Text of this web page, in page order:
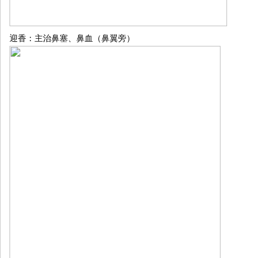
迎香：主治鼻塞、鼻血（鼻翼旁）